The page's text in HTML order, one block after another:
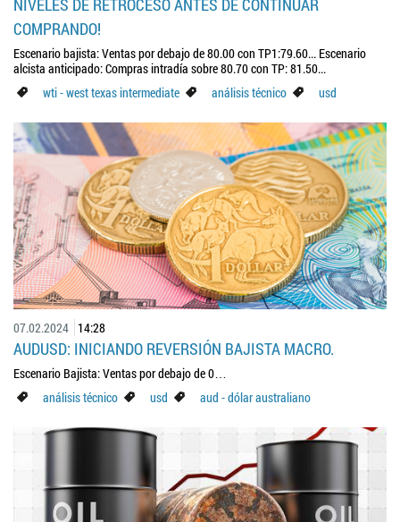
NIVELES DE RETROCESO ANTES DE CONTINUAR
COMPRANDO!
Escenario bajista: Ventas por debajo de 80.00 con TP1:79.60... Escenario
alcista anticipado: Compras intradía sobre 80.70 con TP: 81.50...
wti - west texas intermediate
análisis técnico usd
07.02.2024 14:28
AUDUSD: INICIANDO REVERSIÓN BAJISTA MACRO.
Escenario Bajista: Ventas por debajo de 0…
análisis técnico
usd aud - dólar australiano